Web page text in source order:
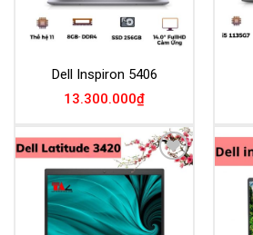
Dell Inspiron 5406
13.300.000₫
Add to
Wishlist